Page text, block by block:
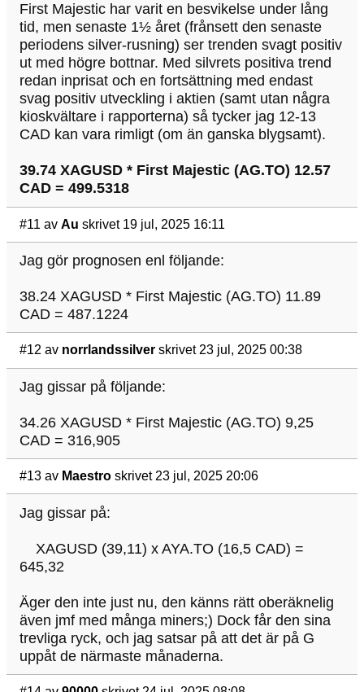
First Majestic har varit en besvikelse under lång
tid, men senaste 1½ året (frånsett den senaste
periodens silver-rusning) ser trenden svagt positiv
ut med högre bottnar. Med silvrets positiva trend
redan inprisat och en fortsättning med endast
svag positiv utveckling i aktien (samt utan några
kioskvältare i rapporterna) så tycker jag 12-13
CAD kan vara rimligt (om än ganska blygsamt).
39.74 XAGUSD * First Majestic (AG.TO) 12.57
CAD = 499.5318
#11 av Au skrivet 19 jul, 2025 16:11
Jag gör prognosen enl följande:
38.24 XAGUSD * First Majestic (AG.TO) 11.89
CAD = 487.1224
#12 av norrlandssilver skrivet 23 jul, 2025 00:38
Jag gissar på följande:
34.26 XAGUSD * First Majestic (AG.TO) 9,25
CAD = 316,905
#13 av Maestro skrivet 23 jul, 2025 20:06
Jag gissar på:
XAGUSD (39,11) x AYA.TO (16,5 CAD) =
645,32
Äger den inte just nu, den känns rätt oberäknelig
även jmf med många miners;) Dock får den sina
trevliga ryck, och jag satsar på att det är på G
uppåt de närmaste månaderna.